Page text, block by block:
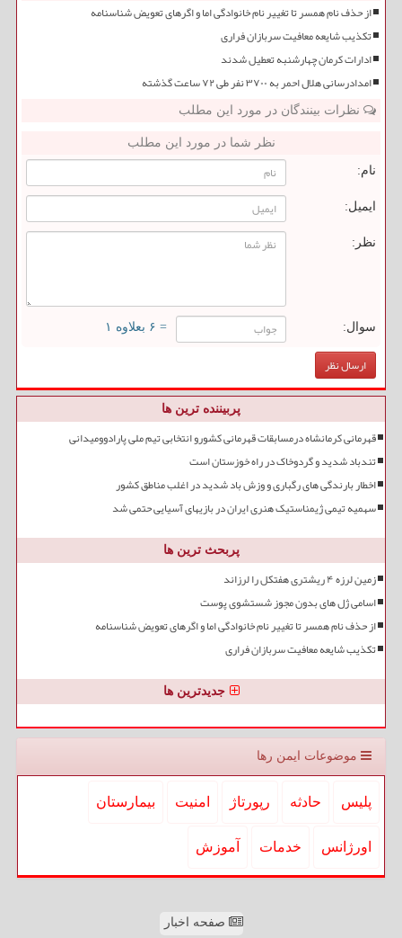
از حذف نام همسر تا تغییر نام خانوادگی اما و اگرهای تعویض شناسنامه
تکذیب شایعه معافیت سربازان فراری
ادارات کرمان چهارشنبه تعطیل شدند
امدادرسانی هلال احمر به ۳۷۰۰ نفر طی ۷۲ ساعت گذشته
نظرات بینندگان در مورد این مطلب
نظر شما در مورد این مطلب
نام:
ایمیل:
نظر:
سوال: = ۶ بعلاوه ۱
پربیننده ترین ها
قهرمانی کرمانشاه درمسابقات قهرمانی کشورو انتخابی تیم ملی پارادوومیدانی
تندباد شدید و گردوخاک در راه خوزستان است
اخطار بارندگی های رگباری و وزش باد شدید در اغلب مناطق کشور
سهمیه تیمی ژیمناستیک هنری ایران در بازیهای آسیایی حتمی شد
پربحث ترین ها
زمین لرزه ۴ ریشتری هفتکل را لرزاند
اسامی ژل های بدون مجوز شستشوی پوست
از حذف نام همسر تا تغییر نام خانوادگی اما و اگرهای تعویض شناسنامه
تکذیب شایعه معافیت سربازان فراری
جدیدترین ها
موضوعات ایمن رها
پلیس حادثه رپورتاژ امنیت بیمارستان
اورژانس خدمات آموزش
صفحه اخبار